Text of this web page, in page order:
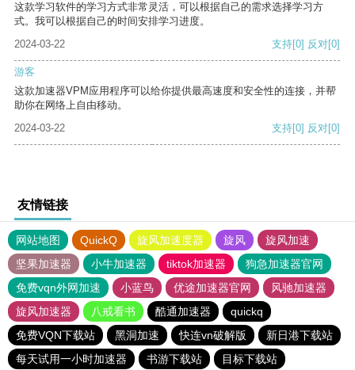
这款学习软件的学习方式非常灵活，可以根据自己的需求选择学习方
式。我可以根据自己的时间安排学习进度。
2024-03-22
支持[0] 反对[0]
游客
这款加速器VPM应用程序可以给你提供最高速度和安全性的连接，并帮
助你在网络上自由移动。
2024-03-22
支持[0] 反对[0]
友情链接
网站地图 QuickQ 旋风加速度器 旋风
旋风加速
坚果加速器
小牛加速器 tiktok加速器
狗急加速器官网
免费vqn外网加速
小蓝鸟 优途加速器官网
风驰加速器
旋风加速器
八戒看书 酷通加速器
quickq
免费VQN下载站
黑洞加速 快连vn破解版
新日港下载站
每天试用一小时加速器
书游下载站 目标下载站